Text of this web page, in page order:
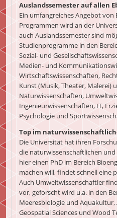
Auslandssemester auf allen
Ein umfangreiches Angebot von
Programmen wird an der
auch Auslandssemester sind
Studienprogramme in den
Sozial- und
Medien- und
Wirtschaftswissenschaften,
Kunst (Musik, Theater, Malerei)
Naturwissenschaften,
Ingenieurwissenschaften, IT,
Psychologie und
Top im
Die Universität hat ihren
die naturwissenschaftlichen
hier einen PhD im Bereich
machen will, findet schnell eine
Auch Umweltwissenschaftler
vor, geforscht wird u.a. in den
Meeresbiologie und
Geospatial Sciences und Wood